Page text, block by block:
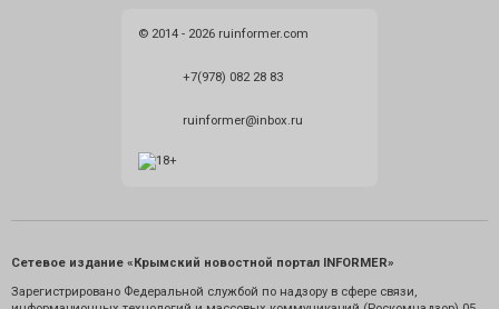
© 2014 - 2026 ruinformer.com
+7(978) 082 28 83
ruinformer@inbox.ru
Сетевое издание «Крымский новостной портал INFORMER»
Зарегистрировано Федеральной службой по надзору в сфере связи,